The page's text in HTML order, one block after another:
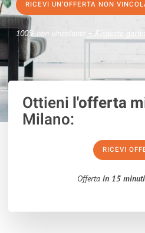
RICEVI UN'OFFERTA NON
100% non vincolante – Risposta
Ottieni l'offerta
Milano:
RICEVI
Offerta in 15 minuti